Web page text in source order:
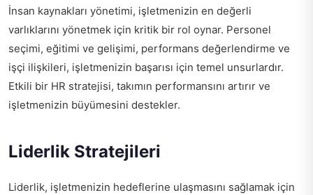
İnsan kaynakları yönetimi, işletmenizin en değerli
varlıklarını yönetmek için kritik bir rol oynar. Personel
seçimi, eğitimi ve gelişimi, performans değerlendirme ve
işçi ilişkileri, işletmenizin başarısı için temel unsurlardır.
Etkili bir HR stratejisi, takımın performansını artırır ve
işletmenizin büyümesini destekler.
Liderlik Stratejileri
Liderlik, işletmenizin hedeflerine ulaşmasını sağlamak için